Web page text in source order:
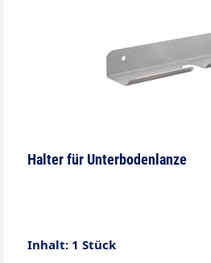
Halter für Unterbodenlanze
Inhalt: 1 Stück